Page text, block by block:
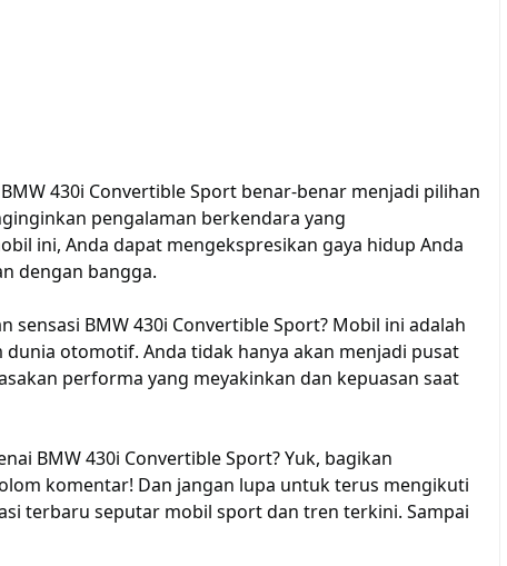
430i Convertible Sport benar-benar menjadi pilihan
pengalaman berkendara yang
ini, Anda dapat mengekspresikan gaya hidup Anda
dengan bangga.
sensasi BMW 430i Convertible Sport? Mobil ini adalah
otomotif. Anda tidak hanya akan menjadi pusat
performa yang meyakinkan dan kepuasan saat
BMW 430i Convertible Sport? Yuk, bagikan
komentar! Dan jangan lupa untuk terus mengikuti
terbaru seputar mobil sport dan tren terkini. Sampai